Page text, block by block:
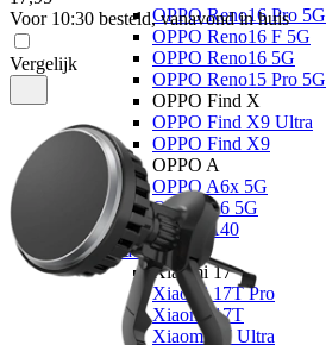
OPPO Reno16 Pro 5G
OPPO Reno16 F 5G
OPPO Reno16 5G
OPPO Reno15 Pro 5G
OPPO Find X
OPPO Find X9 Ultra
OPPO Find X9
OPPO A
OPPO A6x 5G
OPPO A6 5G
OPPO A40
Xiaomi
Xiaomi 17
Xiaomi 17T Pro
Xiaomi 17T
Xiaomi 17 Ultra
Voor 10:30 besteld, vanavond in huis
Vergelijk